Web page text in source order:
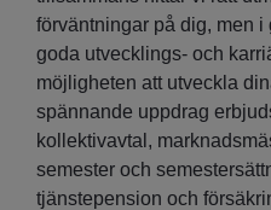
förväntningar på dig, men
goda utvecklings- och
möjligheten att utveckla
spännande uppdrag
kollektivavtal,
semester och
tjänstepension och